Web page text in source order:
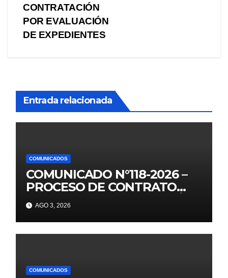
CONTRATACIÓN
POR EVALUACIÓN
DE EXPEDIENTES
Entrada relacionada
COMUNICADOS
COMUNICADO N°118-2026 –
PROCESO DE CONTRATO
AUXILIARES DE EDUCACIÓN –
2026
AGO 3, 2026
COMUNICADOS